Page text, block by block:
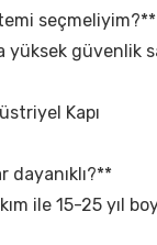
seçmeliyim?**
yüksek güvenlik
Kapı
dayanıklı?**
ile 15-25 yıl